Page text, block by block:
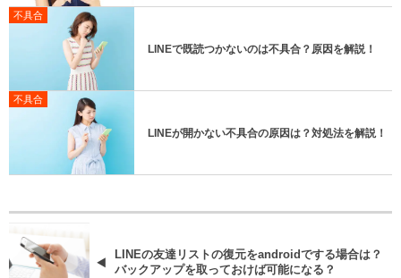
不具合
LINEで既読つかないのは不具合？原因を解説！
不具合
LINEが開かない不具合の原因は？対処法を解説！
LINEの友達リストの復元をandroidでする場合は？
バックアップを取っておけば可能になる？